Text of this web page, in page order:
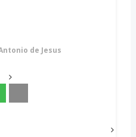
de Jesus